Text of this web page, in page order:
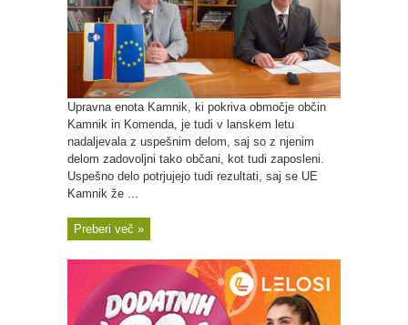
Upravna enota Kamnik, ki pokriva območje občin
Kamnik in Komenda, je tudi v lanskem letu
nadaljevala z uspešnim delom, saj so z njenim
delom zadovoljni tako občani, kot tudi zaposleni.
Uspešno delo potrjujejo tudi rezultati, saj se UE
Kamnik že ...
Preberi več »